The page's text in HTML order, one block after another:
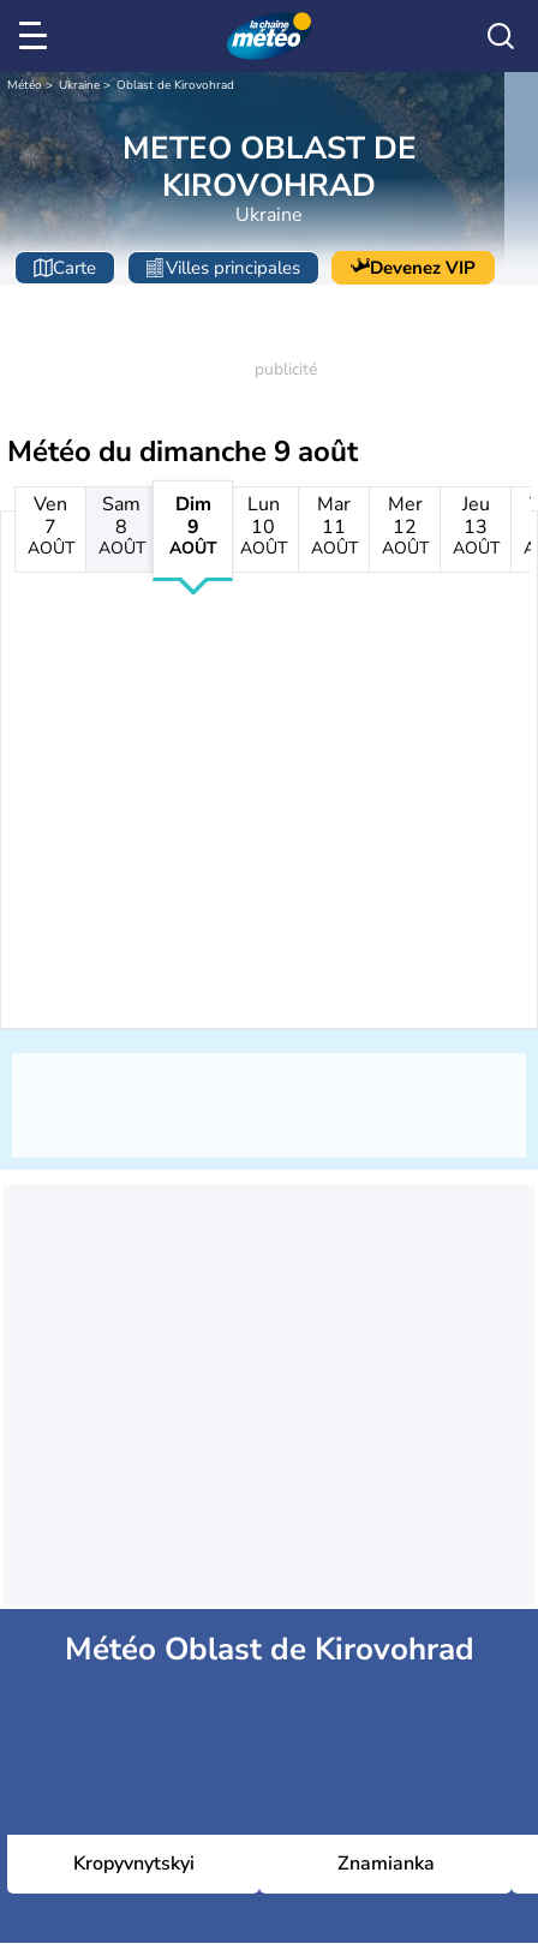
Météo Ukraine Oblast de Kirovohrad
METEO OBLAST DE
KIROVOHRAD
Ukraine
Carte Villes principales Devenez VIP
Météo du dimanche 9 août
Ven
7
AOÛT
Sam
8
AOÛT
Dim
9
AOÛT
Lun
10
AOÛT
Mar
11
AOÛT
Mer
12
AOÛT
Jeu
13
AOÛT
Météo Oblast de Kirovohrad
Kropyvnytskyi Znamianka